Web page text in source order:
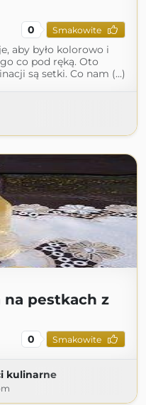
0 Smakowite
aby było kolorowo i
co pod ręką. Oto
są setki. Co nam (...)
pestkach z
0 Smakowite
kulinarne